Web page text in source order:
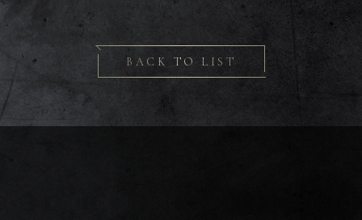
BACK TO LIST